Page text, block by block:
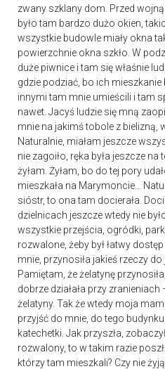
zwany szklany dom. Przed wojną
było tam bardzo dużo okien,
wszystkie budowle miały okna
powierzchnie okna szkło. W
duże piwnice i tam się właśnie
gdzie podziać, bo ich mieszkanie
innymi tam mnie umieścili i tam
nawet. Jacyś ludzie się mną
mnie na jakimś tobole z bielizną,
Naturalnie, miałam jeszcze
nie zagoiło, ręka była jeszcze
żyłam. Żyłam, bo do tej pory
mieszkała na Marymoncie…
sióstr, to ona tam docierała.
dzielnicach jeszcze wtedy nie
wszystkie przejścia, ogródki,
rozwalone, żeby był łatwy
mnie, przynosiła jakieś rzeczy do
Pamiętam, że żelatynę
dobrze działała przy zranieniach
żelatyny. Tak że wtedy moja
przyjść do mnie, do tego
katechetki. Jak przyszła,
rozwalony, to w takim razie
którzy tam mieszkali? Czy nie